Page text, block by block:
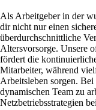
Als Arbeitgeber in der
dir nicht nur einen
überdurchschnittliche
Altersvorsorge. Unsere
fördert die
Mitarbeiter, während
Arbeitsleben sorgen.
dynamischen Team zu
Netzbetriebsstrategien